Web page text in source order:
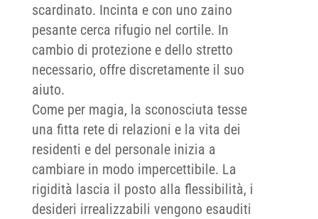
scardinato. Incinta e con uno zaino
pesante cerca rifugio nel cortile. In
cambio di protezione e dello stretto
necessario, offre discretamente il suo
aiuto.
Come per magia, la sconosciuta tesse
una fitta rete di relazioni e la vita dei
residenti e del personale inizia a
cambiare in modo impercettibile. La
rigidità lascia il posto alla flessibilità, i
desideri irrealizzabili vengono esauditi